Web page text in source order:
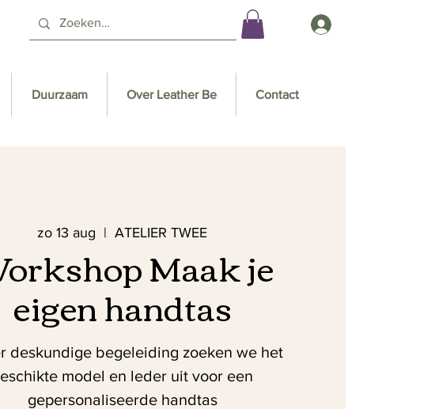
Duurzaam Over Leather Be Contact
zo 13 aug
  |
ATELIER TWEE
Maak je
eigen handtas
deskundige begeleiding zoeken we het
model en leder uit voor een
gepersonaliseerde handtas